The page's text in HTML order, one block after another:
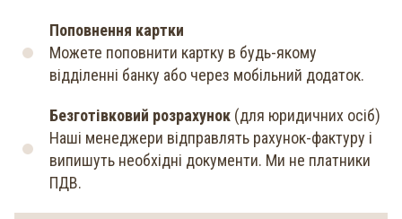
Поповнення картки
Можете поповнити картку в будь-якому
відділенні банку або через мобільний додаток.
Безготівковий розрахунок (для юридичних осіб)
Наші менеджери відправлять рахунок-фактуру і
випишуть необхідні документи. Ми не платники
ПДВ.